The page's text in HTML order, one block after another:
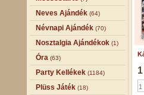
Neves Ajándék (64)
Névnapi Ajándék (70)
Nosztalgia Ajándékok (1)
Óra (63)
Party Kellékek (1184)
Plüss Játék (18)